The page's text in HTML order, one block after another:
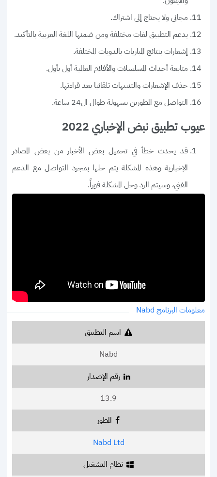
مجاني ولا يحتاج إلى اشتراك.
يدعم التطبيق لغات مختلفة ومن ضمنها اللغة العربية بالتأكيد.
إشعارات بنتائج المباريات بالدويات المختلفة.
متابعة أحداث المسلسلات والأفلام العالمية أول بأول.
حذف الإشعارات والتنبيهات تلقائيا بعد قراءتها.
التواصل مع المطورين بسهولة طوال ال24 ساعة.
عيوب تطبيق نبض الإخباري 2022
قد يحدث خطأ في تحميل بعض الأخبار من بعض المصادر
الإخبارية وهذه المشكلة يتم حلها بمجرد التواصل مع الدعم
الفني، وسيتم الرد وحل المشكلة فوراً.
معلومات البرنامج Nabd
اسم التطبيق
Nabd
رقم الإصدار
13.9
المطور
Nabd Ltd
نظام التشغيل